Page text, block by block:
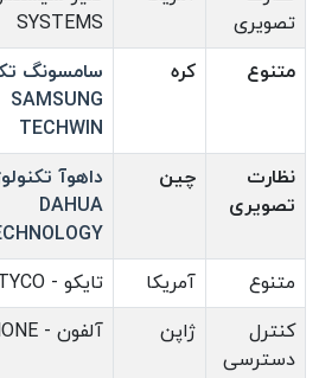
تصویری
SYSTEMS
متنوع کره
سامسونگ
SAMSUNG
TECHWIN
نظارت
تصویری
چین
داهوآ
DAHUA
متنوع آمریکا تایکو - TYCO
کنترل
دسترسی
ژاپن آلفون - AIPHONE